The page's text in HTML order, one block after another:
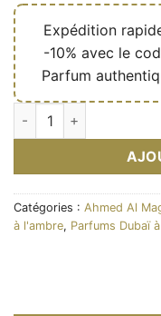
Expédition
-10% avec le
Parfum
quantité de Green
Catégories : Ahmed Al
à l'ambre, Parfums Dubaï